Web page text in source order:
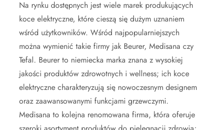
Na rynku dostępnych jest wiele marek produkujących
koce elektryczne, które cieszą się dużym uznaniem
wśród użytkowników. Wśród najpopularniejszych
można wymienić takie firmy jak Beurer, Medisana czy
Tefal. Beurer to niemiecka marka znana z wysokiej
jakości produktów zdrowotnych i wellness; ich koce
elektryczne charakteryzują się nowoczesnym designem
oraz zaawansowanymi funkcjami grzewczymi.
Medisana to kolejna renomowana firma, która oferuje